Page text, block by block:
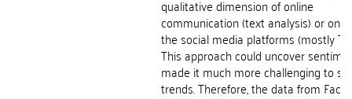
qualitative dimension of online
communication (text analysis) or
the social media platforms (mostly
This approach could uncover
made it much more challenging to
trends. Therefore, the data from